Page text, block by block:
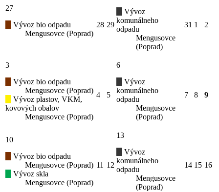
27
Vývoz bio odpadu
Mengusovce (Poprad)
28 29
Vývoz
komunálneho
odpadu
Mengusovce
(Poprad)
31 1 2
3
Vývoz bio odpadu
Mengusovce (Poprad)
Vývoz plastov, VKM,
kovových obalov
Mengusovce (Poprad)
4 5
6
Vývoz
komunálneho
odpadu
Mengusovce
(Poprad)
7 8 9
10
Vývoz bio odpadu
Mengusovce (Poprad)
Vývoz skla
Mengusovce (Poprad)
11 12
13
Vývoz
komunálneho
odpadu
Mengusovce
(Poprad)
14 15 16